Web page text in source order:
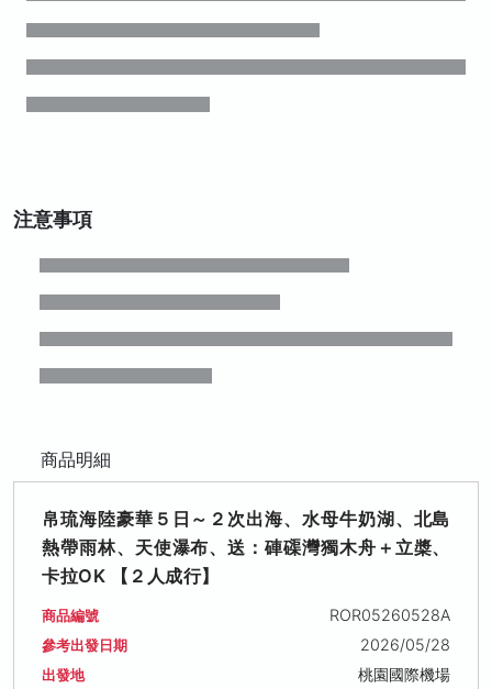
注意事項
商品明細
帛琉海陸豪華５日～２次出海、水母牛奶湖、北島
熱帶雨林、天使瀑布、送：硨磲灣獨木舟＋立槳、
卡拉OK 【２人成行】
商品編號 ROR05260528A
參考出發日期 2026/05/28
出發地 桃園國際機場